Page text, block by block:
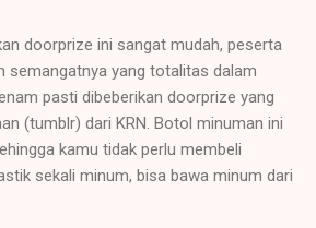
doorprize ini sangat mudah, peserta
semangatnya yang totalitas dalam
pasti dibeberikan doorprize yang
(tumblr) dari KRN. Botol minuman ini
kamu tidak perlu membeli
sekali minum, bisa bawa minum dari